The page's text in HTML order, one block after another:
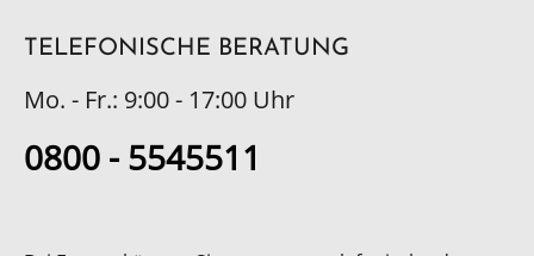
TELEFONISCHE BERATUNG
Mo. - Fr.: 9:00 - 17:00 Uhr
0800 - 5545511